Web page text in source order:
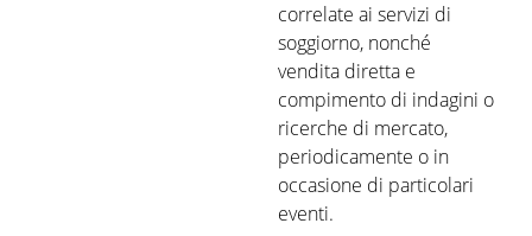
correlate ai servizi di
soggiorno, nonché
vendita diretta e
compimento di indagini o
ricerche di mercato,
periodicamente o in
occasione di particolari
eventi.